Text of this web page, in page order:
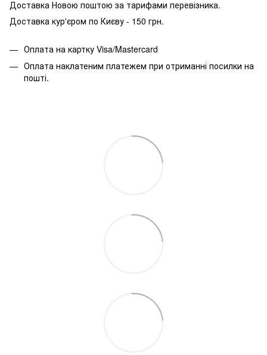
Доставка Новою поштою за тарифами перевізника.
Доставка кур'єром по Києву - 150 грн.
Оплата на картку Visa/Mastercard
Оплата наклатеним платежем при отриманні посилки на
пошті.